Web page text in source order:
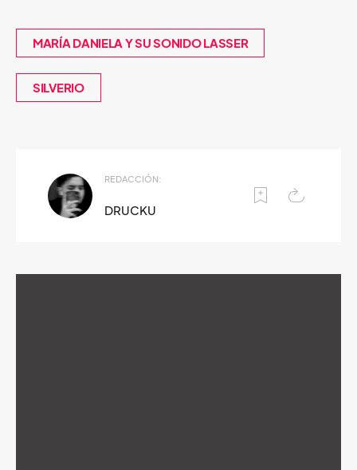
MARÍA DANIELA Y SU SONIDO LASSER
SILVERIO
REDACCIÓN:
DRUCKU